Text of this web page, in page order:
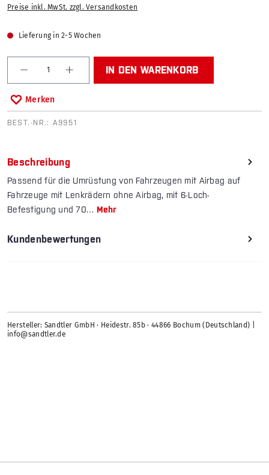
Preise inkl. MwSt. zzgl. Versandkosten
Lieferung in 2-5 Wochen
Produkt Anzahl: Gib den gewünschten Wert ein
IN DEN WARENKORB
Merken
BEST.-NR.:A9951
Beschreibung
Passend für die Umrüstung von Fahrzeugen mit Airbag auf
Fahrzeuge mit Lenkrädern ohne Airbag, mit 6-Loch-
Befestigung und 70… Mehr
Kundenbewertungen
Hersteller: Sandtler GmbH · Heidestr. 85b · 44866 Bochum (Deutschland) |
info@sandtler.de